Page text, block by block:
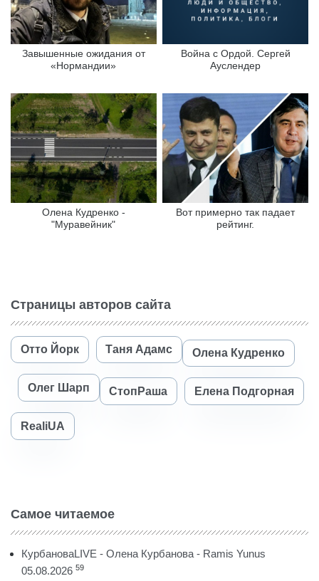
Завышенные ожидания от
«Нормандии»
Война с Ордой. Сергей
Ауслендер
Олена Кудренко -
"Муравейник"
Вот примерно так падает
рейтинг.
Страницы авторов сайта
Отто Йорк Таня Адамс Олена Кудренко
Олег Шарп СтопРаша Елена Подгорная
RealiUA
Самое читаемое
КурбановаLIVE - Олена Курбанова - Ramis Yunus
05.08.2026 59